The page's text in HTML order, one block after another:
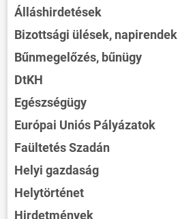
Álláshirdetések
Bizottsági ülések, napirendek
Bűnmegelőzés, bűnügy
DtKH
Egészségügy
Európai Uniós Pályázatok
Faültetés Szadán
Helyi gazdaság
Helytörténet
Hirdetmények